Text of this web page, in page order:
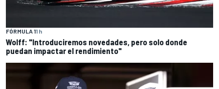
FÓRMULA 11 h
Wolff: "Introduciremos novedades, pero solo donde
puedan impactar el rendimiento"